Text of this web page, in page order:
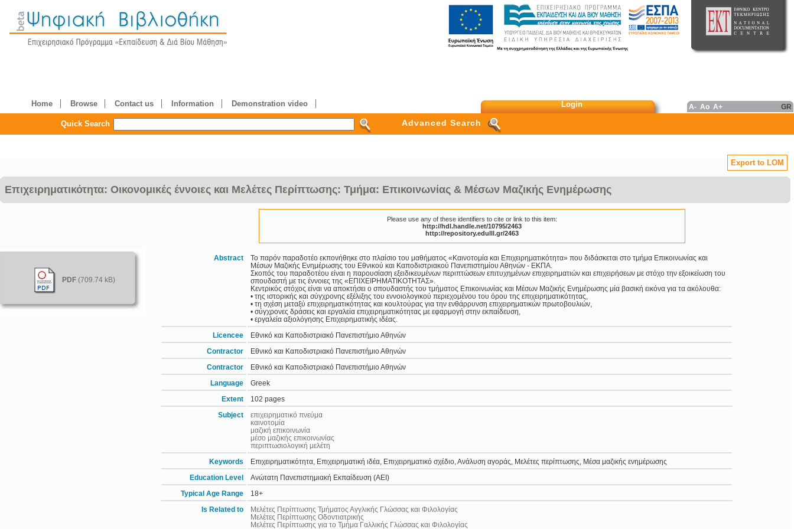
Home Browse Contact us Information Demonstration video Login A- Ao A+ GR
Quick Search Advanced Search
Export to LOM
Επιχειρηματικότητα: Οικονομικές έννοιες και Μελέτες Περίπτωσης: Τμήμα: Επικοινωνίας & Μέσων Μαζικής Ενημέρωσης
Please use any of these identifiers to cite or link to this item:
http://hdl.handle.net/10795/2463
http://repository.edulll.gr/2463
PDF(709.74 kB)
Abstract
Το παρόν παραδοτέο εκπονήθηκε στο πλαίσιο του μαθήματος «Καινοτομία και Επιχειρηματικότητα» που διδάσκεται στο τμήμα Επικοινωνίας και
Μέσων Μαζικής Ενημέρωσης του Εθνικού και Καποδιστριακού Πανεπιστημίου Αθηνών - ΕΚΠΑ.
Σκοπός του παραδοτέου είναι η παρουσίαση εξειδικευμένων περιπτώσεων επιτυχημένων επιχειρηματιών και επιχειρήσεων με στόχο την εξοικείωση του
σπουδαστή με τις έννοιες της «ΕΠΙΧΕΙΡΗΜΑΤΙΚΟΤΗΤΑΣ».
Κεντρικός στόχος είναι να αποκτήσει ο σπουδαστής του τμήματος Επικοινωνίας και Μέσων Μαζικής Ενημέρωσης μία βασική εικόνα για τα ακόλουθα:
• της ιστορικής και σύγχρονης εξέλιξης του εννοιολογικού περιεχομένου του όρου της επιχειρηματικότητας,
• τη σχέση μεταξύ επιχειρηματικότητας και κουλτούρας για την ενθάρρυνση επιχειρηματικών πρωτοβουλιών,
• σύγχρονες δράσεις και εργαλεία επιχειρηματικότητας με εφαρμογή στην εκπαίδευση,
• εργαλεία αξιολόγησης Επιχειρηματικής ιδέας.
Licencee Εθνικό και Καποδιστριακό Πανεπιστήμιο Αθηνών
Contractor Εθνικό και Καποδιστριακό Πανεπιστήμιο Αθηνών
Contractor Εθνικό και Καποδιστριακό Πανεπιστήμιο Αθηνών
Language Greek
Extent 102 pages
Subject
επιχειρηματικό πνεύμα
καινοτομία
μαζική επικοινωνία
μέσο μαζικής επικοινωνίας
περιπτωσιολογική μελέτη
Keywords Επιχειρηματικότητα, Επιχειρηματική ιδέα, Επιχειρηματικό σχέδιο, Ανάλυση αγοράς, Μελέτες περίπτωσης, Μέσα μαζικής ενημέρωσης
Education Level Ανώτατη Πανεπιστημιακή Εκπαίδευση (ΑΕΙ)
Typical Age Range 18+
Is Related to
Μελέτες Περίπτωσης Τμήματος Αγγλικής Γλώσσας και Φιλολογίας
Μελέτες Περίπτωσης Οδοντιατρικής
Mελέτες Περίπτωσης για το Τμήμα Γαλλικής Γλώσσας και Φιλολογίας